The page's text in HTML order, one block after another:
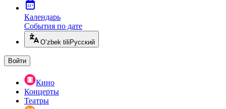
Календарь
События по дате
O’zbek tili Русский
Войти
Кино
Концерты
Театры